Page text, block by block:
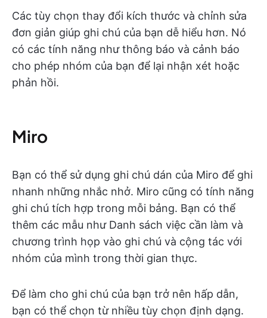
Các tùy chọn thay đổi kích thước và chỉnh sửa
đơn giản giúp ghi chú của bạn dễ hiểu hơn. Nó
có các tính năng như thông báo và cảnh báo
cho phép nhóm của bạn để lại nhận xét hoặc
phản hồi.
Miro
Bạn có thể sử dụng ghi chú dán của Miro để ghi
nhanh những nhắc nhở. Miro cũng có tính năng
ghi chú tích hợp trong mỗi bảng. Bạn có thể
thêm các mẫu như Danh sách việc cần làm và
chương trình họp vào ghi chú và cộng tác với
nhóm của mình trong thời gian thực.
Để làm cho ghi chú của bạn trở nên hấp dẫn,
bạn có thể chọn từ nhiều tùy chọn định dạng.